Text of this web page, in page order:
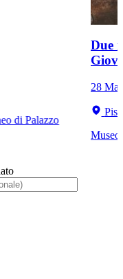
di Palazzo
Due
28
Museo